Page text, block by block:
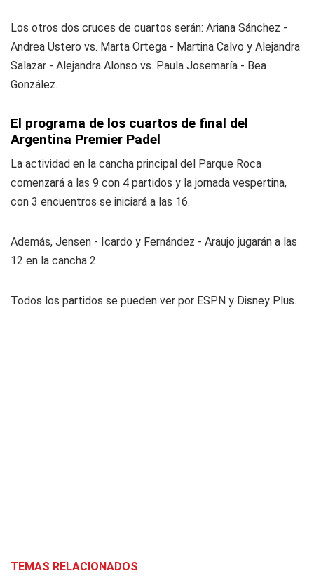
Los otros dos cruces de cuartos serán: Ariana Sánchez -
Andrea Ustero vs. Marta Ortega - Martina Calvo y Alejandra
Salazar - Alejandra Alonso vs. Paula Josemaría - Bea
González.
El programa de los cuartos de final del
Argentina Premier Padel
La actividad en la cancha principal del Parque Roca
comenzará a las 9 con 4 partidos y la jornada vespertina,
con 3 encuentros se iniciará a las 16.
Además, Jensen - Icardo y Fernández - Araujo jugarán a las
12 en la cancha 2.
Todos los partidos se pueden ver por ESPN y Disney Plus.
TEMAS RELACIONADOS